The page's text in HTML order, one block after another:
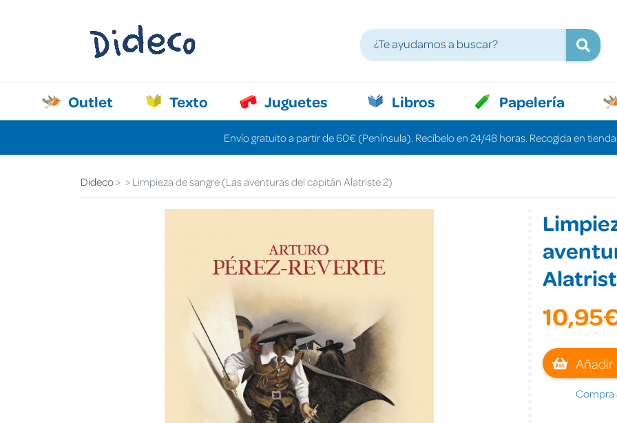
Outlet Texto Juguetes Libros Papelería
Envío gratuito a partir de 60€ (Península). Recíbelo en 24/48 horas. Recogida en
Dideco Limpieza de sangre (Las aventuras del capitán Alatriste 2)
Añadir
Compra